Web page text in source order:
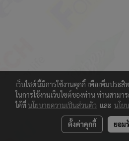
เว็บไซต์นี้มีการใช้งานคุกกี้ เพื่อเพิ่มปร
ในการใช้งานเว็บไซต์ของท่าน ท่านสามา
ได้ที่ นโยบายความเป็นส่วนตัว และ นโย
ตั้งค่าคุกกี้ ยอม